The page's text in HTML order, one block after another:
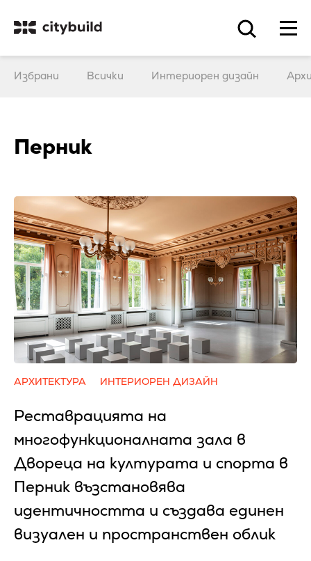
Избрани Всички Интериорен дизайн
Перник
АРХИТЕКТУРА ИНТЕРИОРЕН ДИЗАЙН
Реставрацията на
многофункционалната зала в
Двореца на културата и спорта в
Перник възстановява
идентичността и създава единен
визуален и пространствен облик